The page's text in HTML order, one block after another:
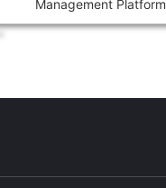
Management Platform